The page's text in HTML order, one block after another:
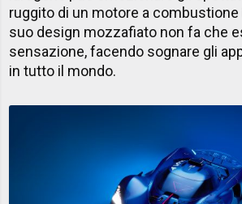
ruggito di un motore a combustione
suo design mozzafiato non fa che
sensazione, facendo sognare gli
in tutto il mondo.